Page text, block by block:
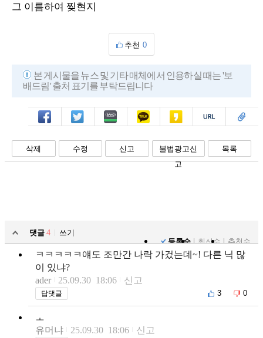
그 이름하여 찢현지
추천 0
본 게시물을 뉴스 및 기타 매체에서 인용하실 때는 '보
배드림' 출처 표기를 부탁드립니다
페북 트윗 밴드 카톡 카스 복사 스크랩
삭제 수정 신고
불법광고신
고
목록
댓글 4
쓰기
등록순
최신순 추천순
ㅋㅋㅋㅋㅋ얘도 조만간 나락 가겄는데~! 다른 닉 많
이 있냐?
ader
25.09.30 18:06 신고
답댓글 3 0
ㅗ
유머냐
25.09.30 18:06 신고